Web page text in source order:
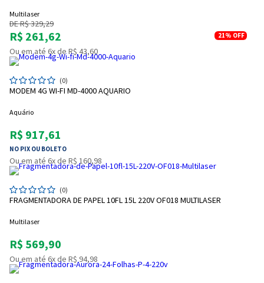
Multilaser
DE R$ 329,29
R$ 261,62 21% OFF
Ou em até 6x de R$ 43,60
(0)
MODEM 4G WI-FI MD-4000 AQUARIO
Aquário
R$ 917,61
NO PIX OU BOLETO
Ou em até 6x de R$ 160,98
(0)
FRAGMENTADORA DE PAPEL 10FL 15L 220V OF018 MULTILASER
Multilaser
R$ 569,90
Ou em até 6x de R$ 94,98